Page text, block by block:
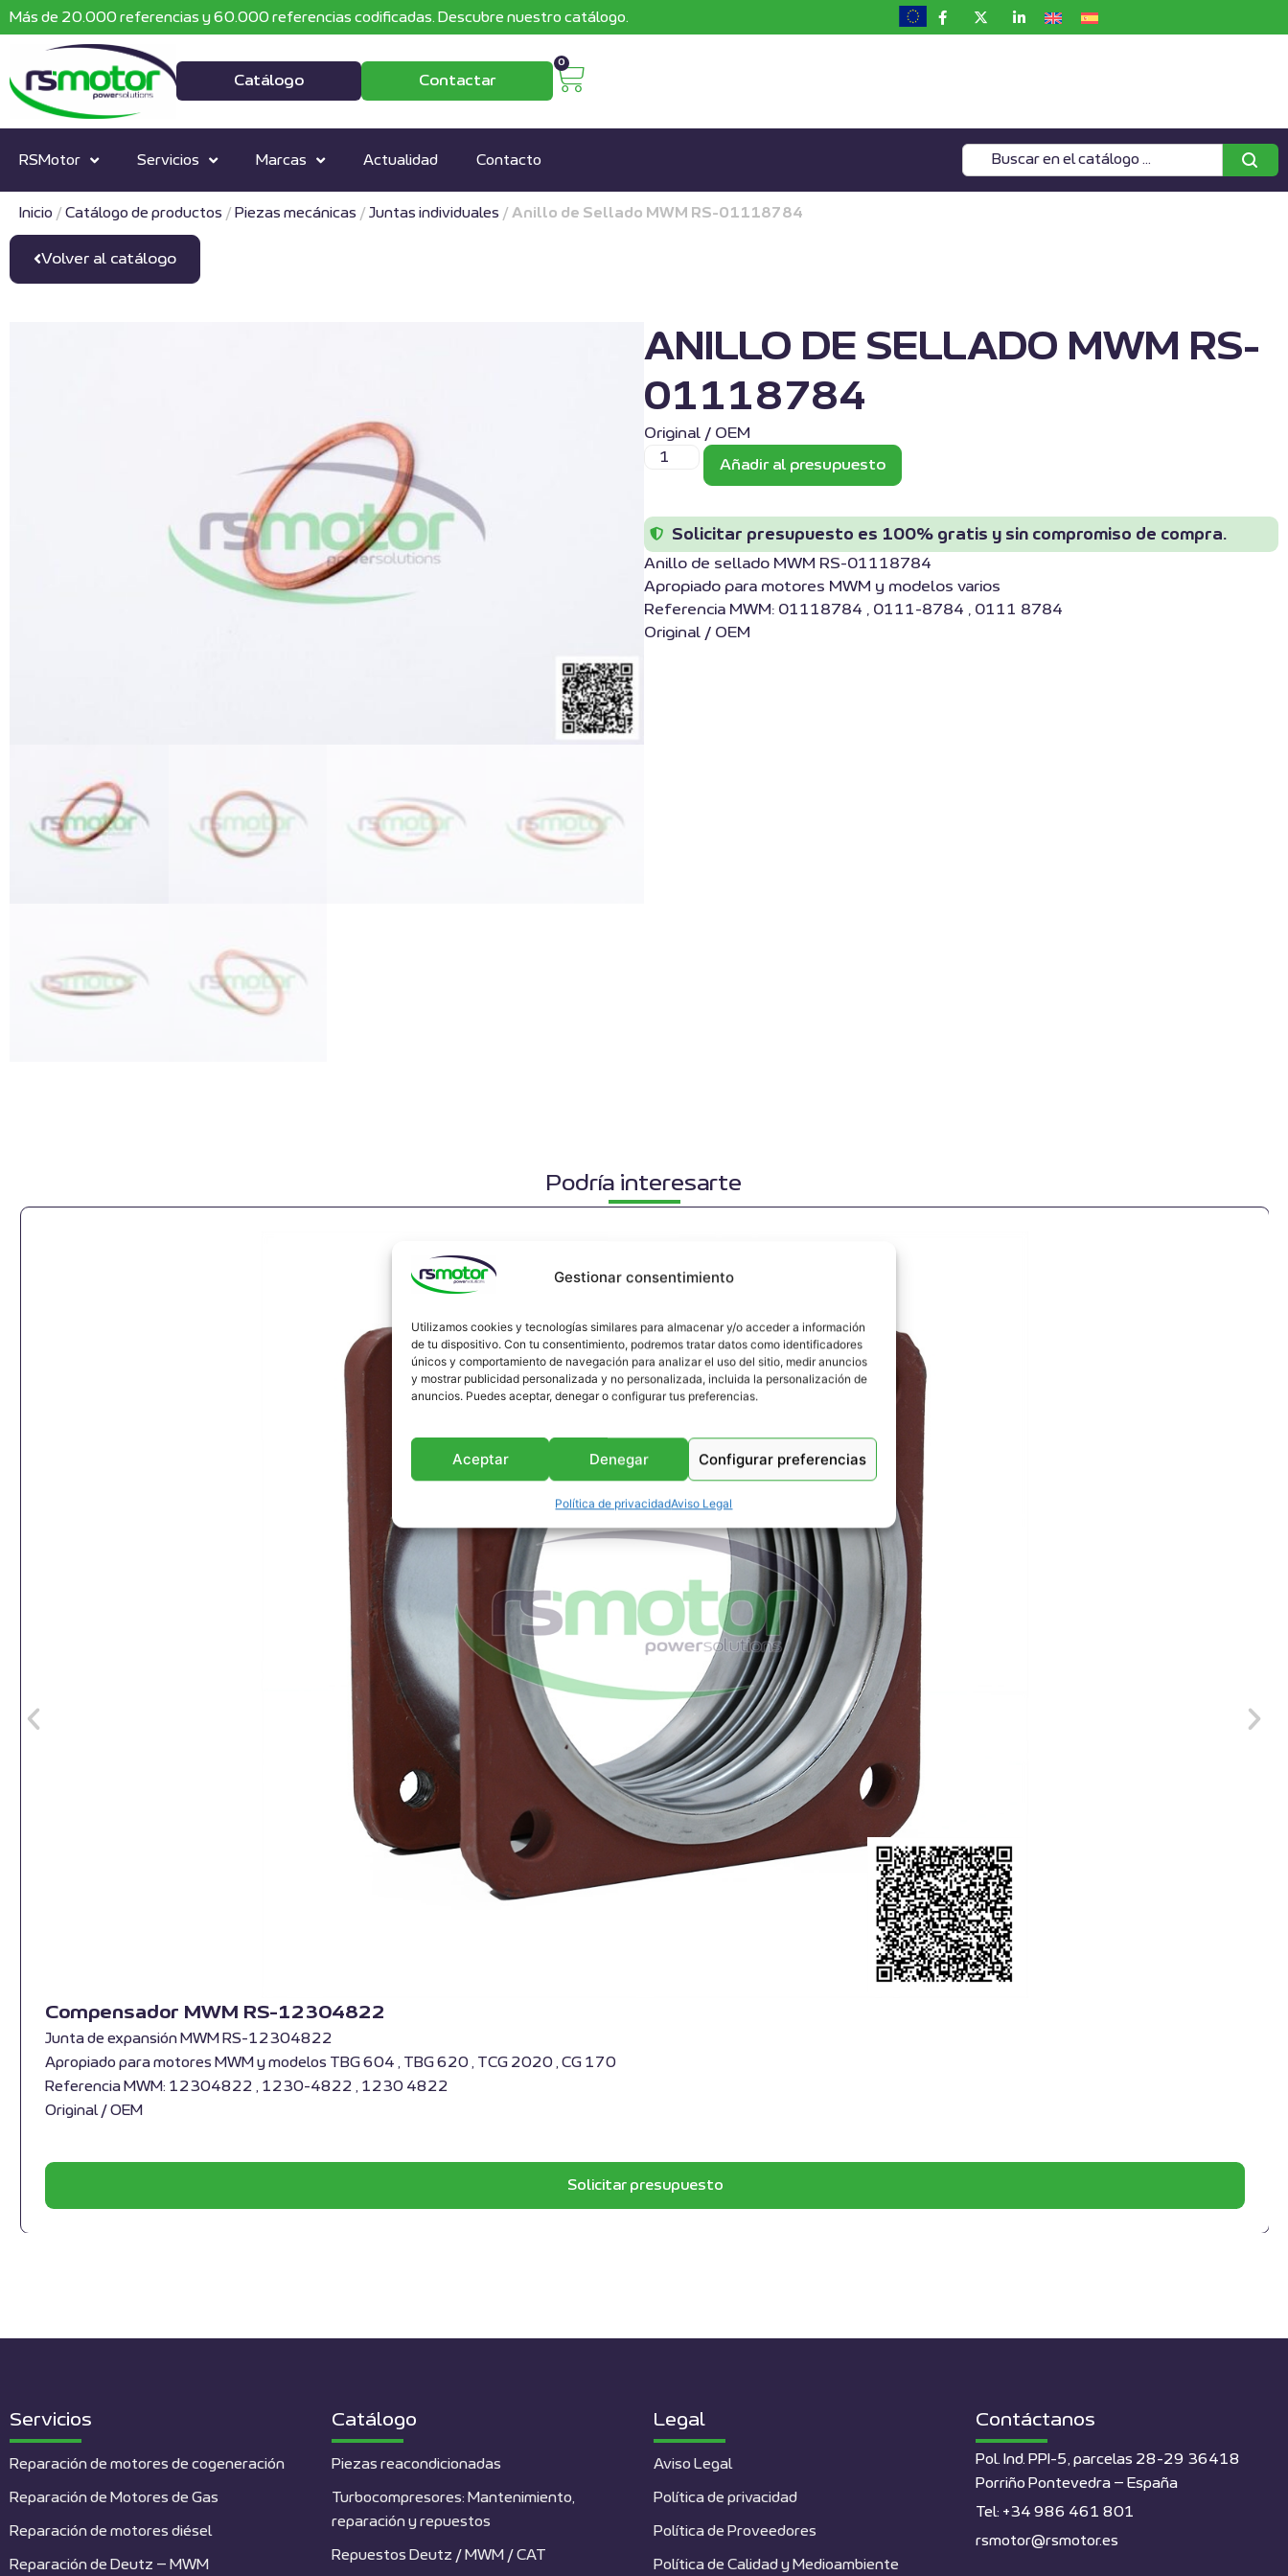
Gestionar consentimiento
Utilizamos cookies y tecnologías similares para almacenar y/o acceder a información
de tu dispositivo. Con tu consentimiento, podremos tratar datos como identificadores
únicos y comportamiento de navegación para analizar el uso del sitio, medir anuncios
y mostrar publicidad personalizada y no personalizada, incluida la personalización de
anuncios. Puedes aceptar, denegar o configurar tus preferencias.
Aceptar Denegar Configurar preferencias
Política de privacidadAviso Legal
Más de 20.000 referencias y 60.000 referencias codificadas. Descubre nuestro catálogo.
Catálogo Contactar
0
RSMotor Servicios Marcas Actualidad Contacto
Inicio / Catálogo de productos / Piezas mecánicas / Juntas individuales / Anillo de Sellado MWM RS-01118784
Volver al catálogo
ANILLO DE SELLADO MWM RS-
01118784
Original / OEM
Añadir al presupuesto
Solicitar presupuesto es 100% gratis y sin compromiso de compra.
Anillo de sellado MWM RS-01118784
Apropiado para motores MWM y modelos varios
Referencia MWM: 01118784 , 0111-8784 , 0111 8784
Original / OEM
Podría interesarte
Compensador MWM RS-12304822
Junta de expansión MWM RS-12304822
Apropiado para motores MWM y modelos TBG 604 , TBG 620 , TCG 2020 , CG 170
Referencia MWM: 12304822 , 1230-4822 , 1230 4822
Original / OEM
Solicitar presupuesto
Servicios
Reparación de motores de cogeneración
Reparación de Motores de Gas
Reparación de motores diésel
Reparación de Deutz – MWM
Catálogo
Piezas reacondicionadas
Turbocompresores: Mantenimiento,
reparación y repuestos
Repuestos Deutz / MWM / CAT
Legal
Aviso Legal
Política de privacidad
Política de Proveedores
Política de Calidad y Medioambiente
Contáctanos
Pol. Ind. PPI-5, parcelas 28-29 36418
Porriño Pontevedra – España
Tel: +34 986 461 801
rsmotor@rsmotor.es